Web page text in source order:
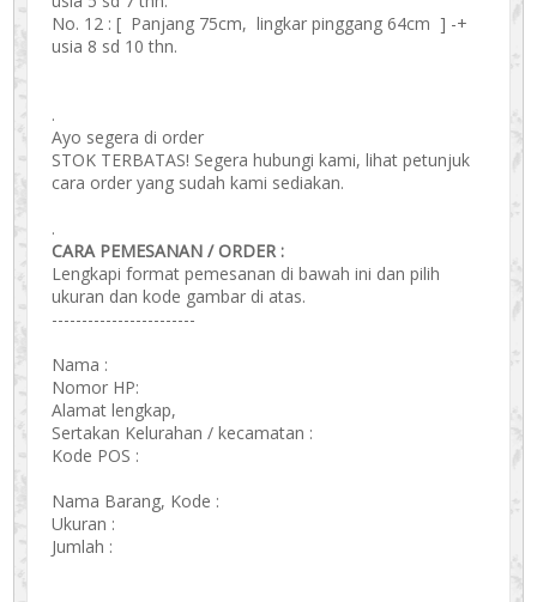
No. 12 : [ Panjang 75cm, lingkar pinggang 64cm ] -+
usia 8 sd 10 thn.
.
Ayo segera di order
STOK TERBATAS! Segera hubungi kami, lihat petunjuk
cara order yang sudah kami sediakan.
.
CARA PEMESANAN / ORDER :
Lengkapi format pemesanan di bawah ini dan pilih
ukuran dan kode gambar di atas.
------------------------
Nama :
Nomor HP:
Alamat lengkap,
Sertakan Kelurahan / kecamatan :
Kode POS :
Nama Barang, Kode :
Ukuran :
Jumlah :